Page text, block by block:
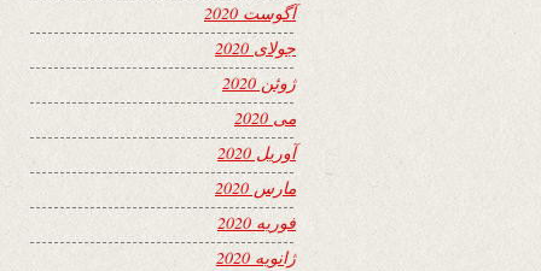
آگوست 2020
جولای 2020
ژوئن 2020
می 2020
آوریل 2020
مارس 2020
فوریه 2020
ژانویه 2020